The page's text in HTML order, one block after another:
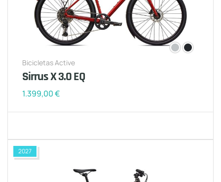
Bicicletas Active
Sirrus X 3.0 EQ
1.399,00€
2027